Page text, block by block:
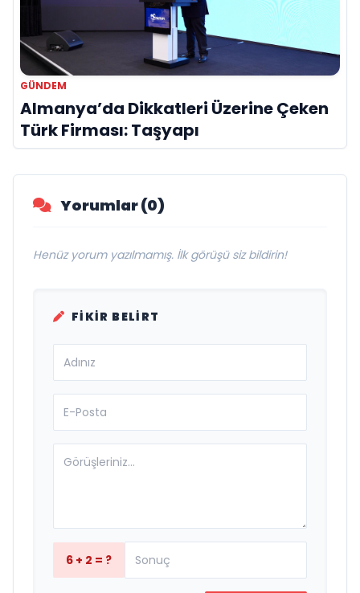
GÜNDEM
Almanya’da Dikkatleri Üzerine Çeken
Türk Firması: Taşyapı
Yorumlar (0)
Henüz yorum yazılmamış. İlk görüşü siz bildirin!
FIKIR BELIRT
6 + 2 = ?